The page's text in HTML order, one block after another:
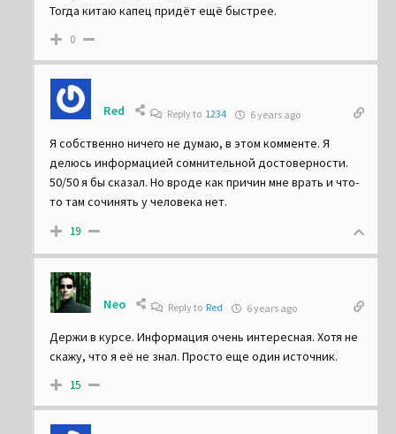
Тогда китаю капец придёт ещё быстрее.
0
Red Reply to 1234 6 years ago
Я собственно ничего не думаю, в этом комменте. Я
делюсь информацией сомнительной достоверности.
50/50 я бы сказал. Но вроде как причин мне врать и что-
то там сочинять у человека нет.
19
Neo Reply to Red 6 years ago
Держи в курсе. Информация очень интересная. Хотя не
скажу, что я её не знал. Просто еще один источник.
15